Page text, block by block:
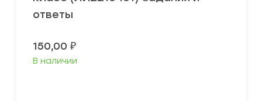
ответы
150,00 ₽
В наличии